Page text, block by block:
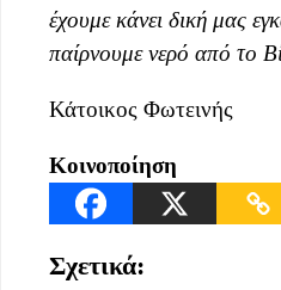
έχουμε κάνει δική μας
παίρνουμε νερό από το
Κάτοικος Φωτεινής
Κοινοποίηση
Σχετικά: